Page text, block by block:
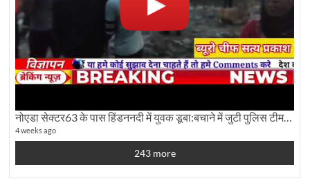
नोएडा सेक्टर63 के पास हिंडननदी में युवक डूबा:बचाने में जुटी पुलिस टीम: देखिए पूरी ग्राउंड रिपोर्टिंग
4 weeks ago
243 more